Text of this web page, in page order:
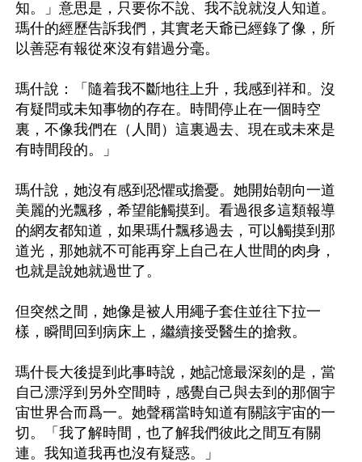
知。」意思是，只要你不說、我不說就沒人知道。
瑪什的經歷告訴我們，其實老天爺已經錄了像，所
以善惡有報從來沒有錯過分毫。
瑪什說：「隨着我不斷地往上升，我感到祥和。沒
有疑問或未知事物的存在。時間停止在一個時空
裏，不像我們在（人間）這裏過去、現在或未來是
有時間段的。」
瑪什說，她沒有感到恐懼或擔憂。她開始朝向一道
美麗的光飄移，希望能觸摸到。看過很多這類報導
的網友都知道，如果瑪什飄移過去，可以觸摸到那
道光，那她就不可能再穿上自己在人世間的肉身，
也就是說她就過世了。
但突然之間，她像是被人用繩子套住並往下拉一
樣，瞬間回到病床上，繼續接受醫生的搶救。
瑪什長大後提到此事時說，她記憶最深刻的是，當
自己漂浮到另外空間時，感覺自己與去到的那個宇
宙世界合而爲一。她聲稱當時知道有關該宇宙的一
切。「我了解時間，也了解我們彼此之間互有關
連。我知道我再也沒有疑惑。」